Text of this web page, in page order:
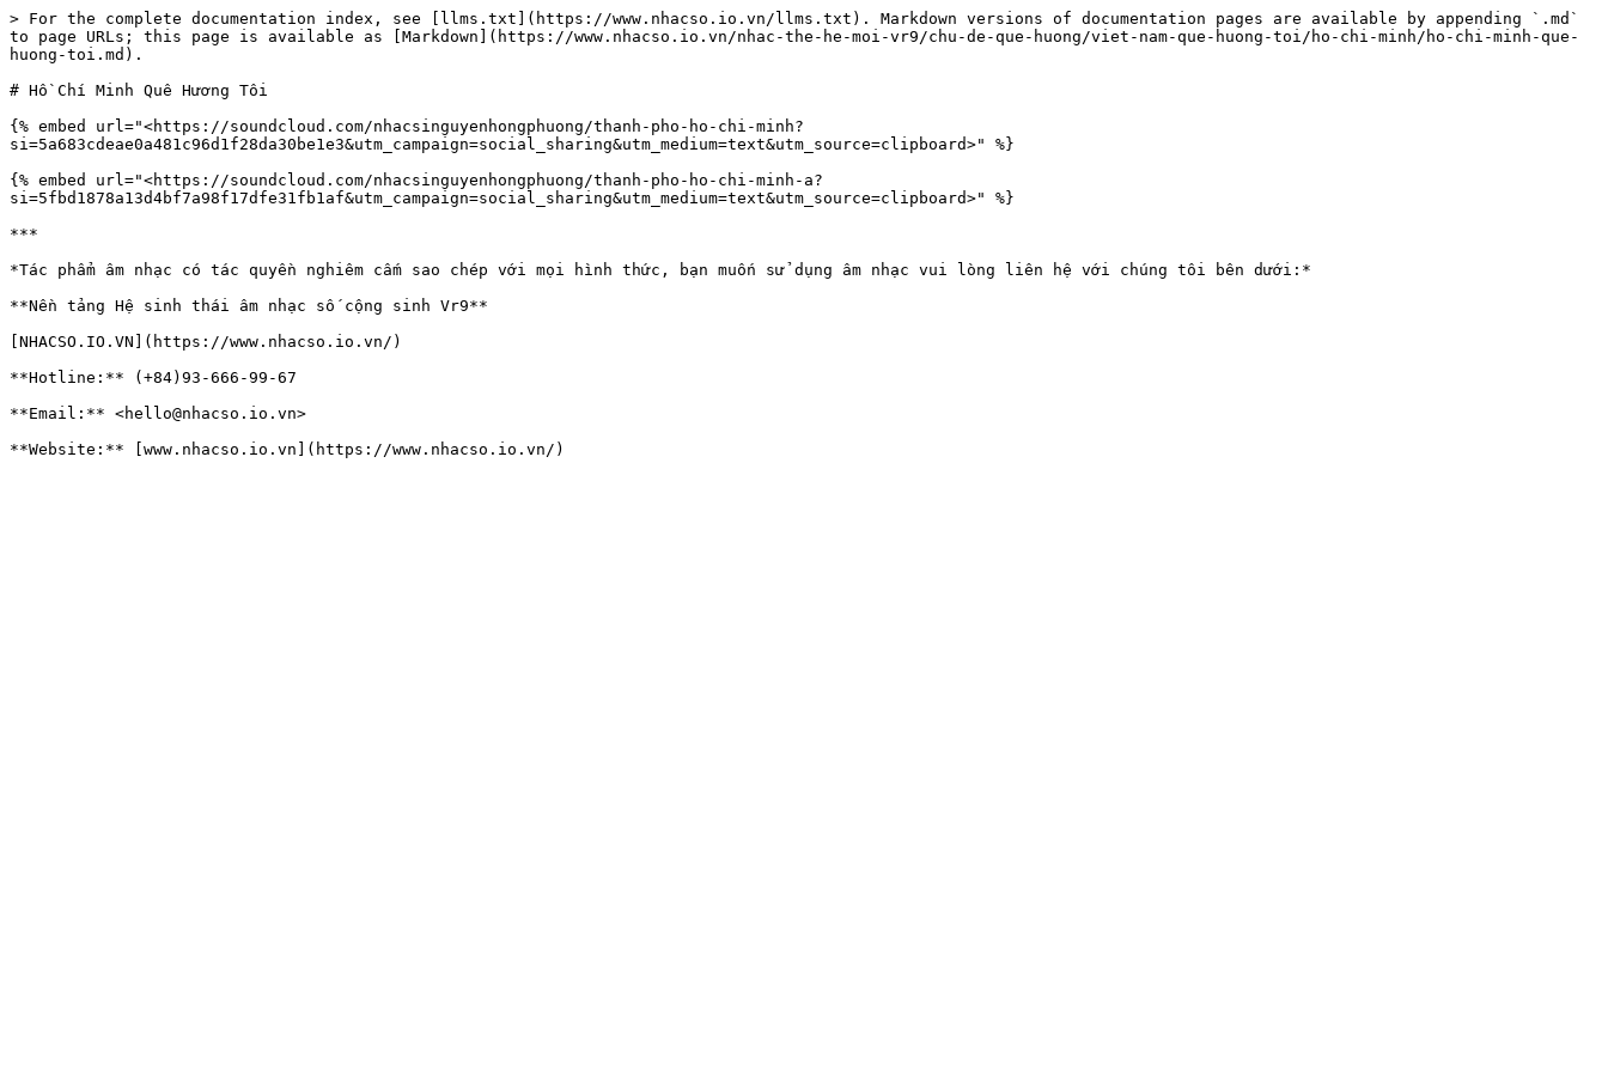
> For the complete documentation index, see [llms.txt](https://www.nhacso.io.vn/llms.txt). Markdown versions of documentation pages are available by appending `.md`
to page URLs; this page is available as [Markdown](https://www.nhacso.io.vn/nhac-the-he-moi-vr9/chu-de-que-huong/viet-nam-que-huong-toi/ho-chi-minh/ho-chi-minh-que-
huong-toi.md).
# Hồ Chí Minh Quê Hương Tôi
{% embed url="<https://soundcloud.com/nhacsinguyenhongphuong/thanh-pho-ho-chi-minh?
si=5a683cdeae0a481c96d1f28da30be1e3&utm_campaign=social_sharing&utm_medium=text&utm_source=clipboard>" %}
{% embed url="<https://soundcloud.com/nhacsinguyenhongphuong/thanh-pho-ho-chi-minh-a?
si=5fbd1878a13d4bf7a98f17dfe31fb1af&utm_campaign=social_sharing&utm_medium=text&utm_source=clipboard>" %}
***
*Tác phẩm âm nhạc có tác quyền nghiêm cấm sao chép với mọi hình thức, bạn muốn sử dụng âm nhạc vui lòng liên hệ với chúng tôi bên dưới:*
**Nền tảng Hệ sinh thái âm nhạc số cộng sinh Vr9**
[NHACSO.IO.VN](https://www.nhacso.io.vn/)
**Hotline:** (+84)93-666-99-67
**Email:** <hello@nhacso.io.vn>